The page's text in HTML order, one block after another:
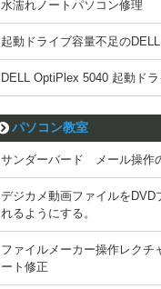
水濡れノートパソコン修理
起動ドライブ容量不足の
DELL OptiPlex 5040 起動ド
パソコン教室
サンダーバード メール操作
デジカメ動画ファイルをDVD
れるようにする。
ファイルメーカー操作レクチ
ート修正